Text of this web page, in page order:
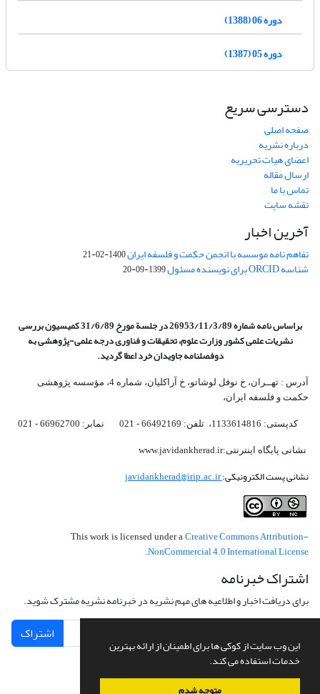
این وب سایت از کوکی ها برای اطمینان از ارائه بهترین
خدمات استفاده می کند.
متوجه شدم
دوره 06 (1388)
دوره 05 (1387)
دسترسی سریع
صفحه اصلی
درباره نشریه
اعضای هیات تحریریه
ارسال مقاله
تماس با ما
نقشه سایت
آخرین اخبار
تفاهم نامه موسسه با انجمن حکمت و فلسفه ایران1400-02-21
شناسه ORCID برای نویسنده مسئول 1399-09-20
براساس نامه شماره 26953/11/3/89 در جلسة مورخ 31/6/89 کمیسیون
بررسی
نشریات علمی کشور وزارت علوم، تحقیقات و فناوری درجه علمی‌-پژوهشیبه
دوفصلنامه جاویدان خرد اعطا گردید.
آدرس : تهــران، خ نوفل لوشاتو، خ آراکلیان، شماره 4،‌ مؤسسه پژوهشی
حکمت و فلسفه ایران،‌
کدپستی: 1133614816، تلفن: 66492169 - 021 نمابر: 66962700 - 021
نشانی پایگاه اینترنتی:www.javidankherad.ir
نشانی پست الکترونیکی:javidankherad@irip.ac.ir
This work is licensed under a Creative Commons Attribution-
NonCommercial 4.0 International License
اشتراک خبرنامه
برای دریافت اخبار و اطلاعیه های مهم نشریه در خبرنامه نشریه مشترک شوید.
اشتراک